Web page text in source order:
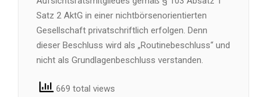
Satz 2 AktG in einer nichtbörsenorientierten
Gesellschaft privatschriftlich erfolgen. Denn
dieser Beschluss wird als „Routinebeschluss“ und
nicht als Grundlagenbeschluss verstanden.
669 total views